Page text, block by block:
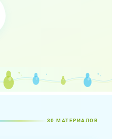
30 МАТЕРИАЛОВ